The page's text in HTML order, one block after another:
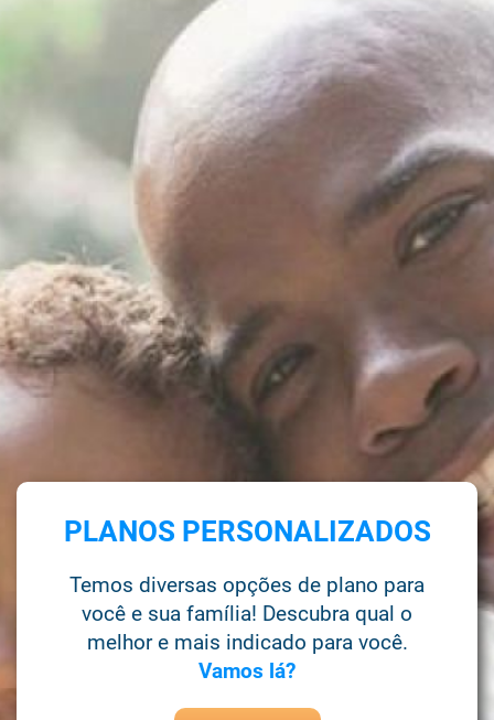
PLANOS PERSONALIZADOS
Temos diversas opções de plano para
você e sua família! Descubra qual o
melhor e mais indicado para você.
Vamos lá?